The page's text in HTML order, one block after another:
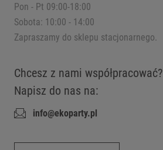
Pon - Pt 09:00-18:00
Sobota: 10:00 - 14:00
Zapraszamy do sklepu stacjonarnego.
Chcesz z nami współpracować?
Napisz do nas na:
info@ekoparty.pl